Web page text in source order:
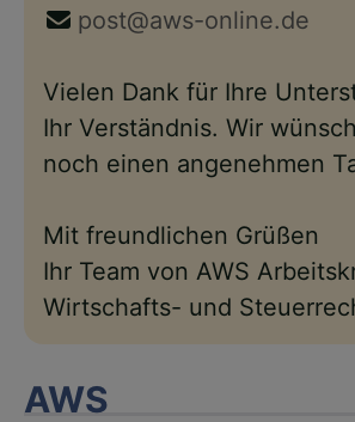
post@aws-online.de
Vielen Dank für Ihre
Ihr Verständnis. Wir
noch einen angenehmen
Mit freundlichen Grüßen
Ihr Team von AWS
Wirtschafts- und
AWS